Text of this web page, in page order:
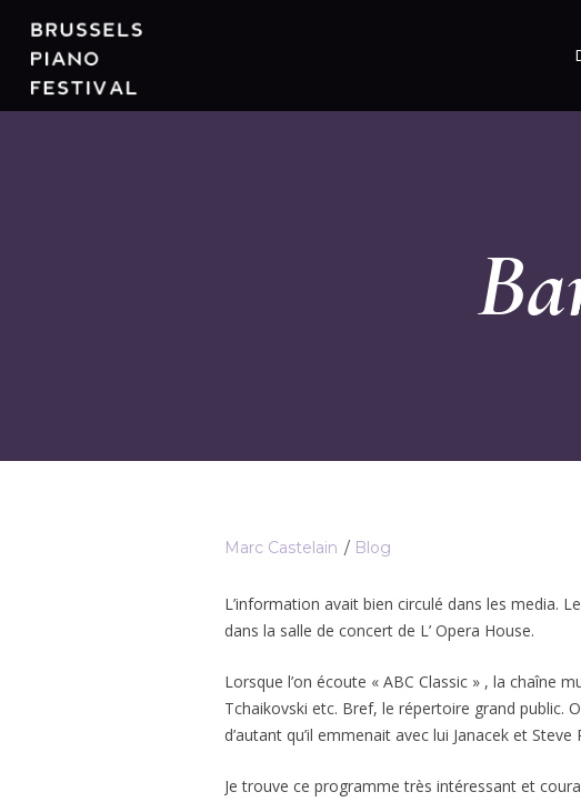
Marc Castelain Blog
L’information avait bien circulé dans les media.
dans la salle de concert de L’ Opera House.
Lorsque l’on écoute « ABC Classic » , la chaîne
Tchaikovski etc. Bref, le répertoire grand public.
d’autant qu’il emmenait avec lui Janacek et Steve
Je trouve ce programme très intéressant et